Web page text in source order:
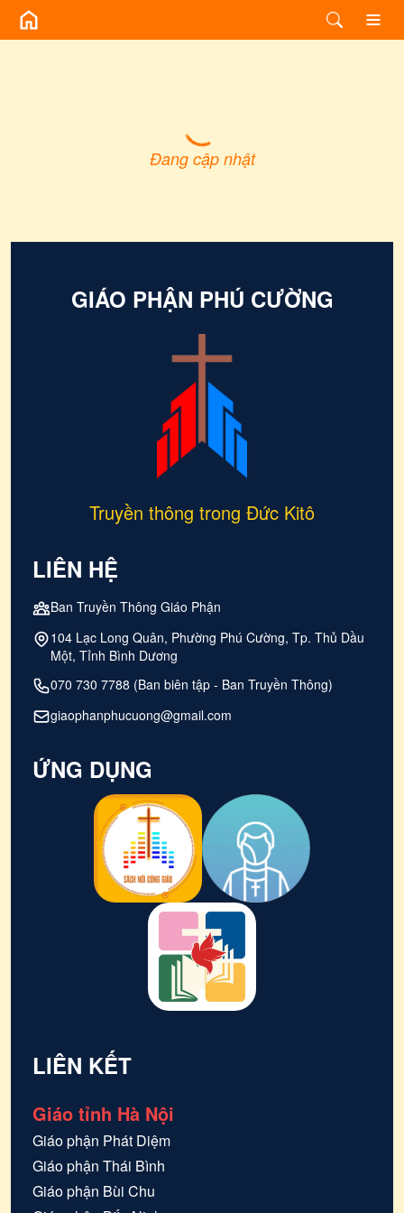
Đang cập nhật
GIÁO PHẬN PHÚ CƯỜNG
Truyền thông trong Đức Kitô
LIÊN HỆ
Ban Truyền Thông Giáo Phận
104 Lạc Long Quân, Phường Phú Cường, Tp. Thủ Dầu
Một, Tỉnh Bình Dương
070 730 7788 (Ban biên tập - Ban Truyền Thông)
giaophanphucuong@gmail.com
ỨNG DỤNG
LIÊN KẾT
Giáo tỉnh Hà Nội
Giáo phận Phát Diệm
Giáo phận Thái Bình
Giáo phận Bùi Chu
GIÁO PHẬN PHÚ CƯỜNG -